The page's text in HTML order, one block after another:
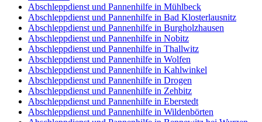
Abschleppdienst und Pannenhilfe in Mühlbeck
Abschleppdienst und Pannenhilfe in Bad Klosterlausnitz
Abschleppdienst und Pannenhilfe in Burgholzhausen
Abschleppdienst und Pannenhilfe in Nobitz
Abschleppdienst und Pannenhilfe in Thallwitz
Abschleppdienst und Pannenhilfe in Wolfen
Abschleppdienst und Pannenhilfe in Kahlwinkel
Abschleppdienst und Pannenhilfe in Drogen
Abschleppdienst und Pannenhilfe in Zehbitz
Abschleppdienst und Pannenhilfe in Eberstedt
Abschleppdienst und Pannenhilfe in Wildenbörten